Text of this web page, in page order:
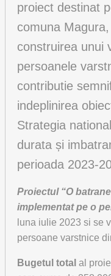
proiect destinat
comuna
construirea unui
persoanele
contributie
indeplinirea
Strategia
durata și
perioada 2023-
Proiectul “O
implementat pe o
luna iulie 2023 si se
persoane varstnice
Bugetul total al